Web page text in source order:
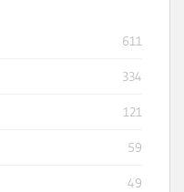
611
334
121
59
49